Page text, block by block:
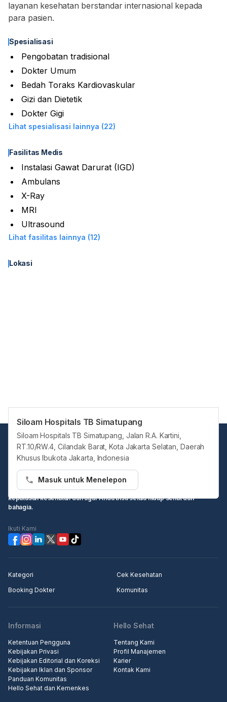
layanan kesehatan berstandar internasional kepada
para pasien.
Spesialisasi
Pengobatan tradisional
Dokter Umum
Bedah Toraks Kardiovaskular
Gizi dan Dietetik
Dokter Gigi
Lihat spesialisasi lainnya (22)
Fasilitas Medis
Instalasi Gawat Darurat (IGD)
Ambulans
X-Ray
MRI
Ultrasound
Lihat fasilitas lainnya (12)
Lokasi
Siloam Hospitals TB Simatupang
Siloam Hospitals TB Simatupang, Jalan R.A. Kartini,
RT.10/RW.4, Cilandak Barat, Kota Jakarta Selatan, Daerah
Khusus Ibukota Jakarta, Indonesia
Masuk untuk Menelepon
Hello Sehat ingin menjadi sumber informasi Anda dalam membuat
keputusan kesehatan dan agar Anda bisa selalu hidup sehat dan
bahagia.
Ikuti Kami
Kategori
Cek Kesehatan
Booking Dokter
Komunitas
Informasi
Ketentuan Pengguna
Kebijakan Privasi
Kebijakan Editorial dan Koreksi
Kebijakan Iklan dan Sponsor
Panduan Komunitas
Hello Sehat dan Kemenkes
Hello Sehat
Tentang Kami
Profil Manajemen
Karier
Kontak Kami